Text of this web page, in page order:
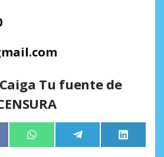
Tu fuente de
Compartir
en
WhatsApp Compartir
en
Telegram
en
LinkedIn